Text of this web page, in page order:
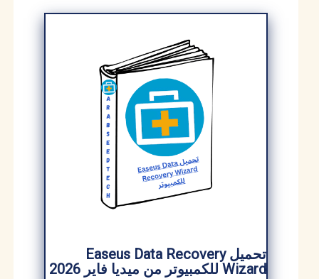
تحميل Easeus Data Recovery
Wizard للكمبيوتر من ميديا ​​فاير 2026